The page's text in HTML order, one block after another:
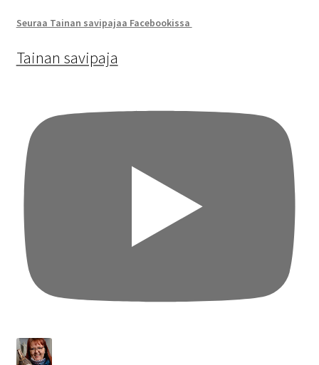
Seuraa Tainan savipajaa Facebookissa
Tainan savipaja